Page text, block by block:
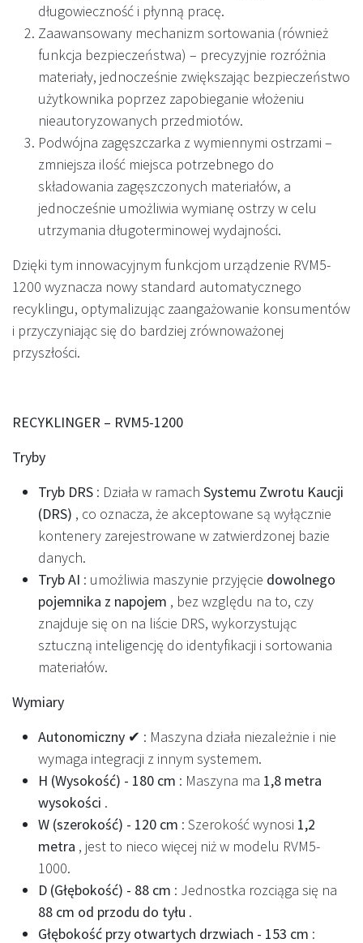
długowieczność i płynną pracę.
Zaawansowany mechanizm sortowania (również
funkcja bezpieczeństwa) – precyzyjnie rozróżnia
materiały, jednocześnie zwiększając bezpieczeństwo
użytkownika poprzez zapobieganie włożeniu
nieautoryzowanych przedmiotów.
Podwójna zagęszczarka z wymiennymi ostrzami –
zmniejsza ilość miejsca potrzebnego do
składowania zagęszczonych materiałów, a
jednocześnie umożliwia wymianę ostrzy w celu
utrzymania długoterminowej wydajności.
Dzięki tym innowacyjnym funkcjom urządzenie RVM5-
1200 wyznacza nowy standard automatycznego
recyklingu, optymalizując zaangażowanie konsumentów
i przyczyniając się do bardziej zrównoważonej
przyszłości.
RECYKLINGER – RVM5-1200
Tryby
Tryb DRS : Działa w ramach Systemu Zwrotu Kaucji
(DRS) , co oznacza, że akceptowane są wyłącznie
kontenery zarejestrowane w zatwierdzonej bazie
danych.
Tryb AI : umożliwia maszynie przyjęcie dowolnego
pojemnika z napojem , bez względu na to, czy
znajduje się on na liście DRS, wykorzystując
sztuczną inteligencję do identyfikacji i sortowania
materiałów.
Wymiary
Autonomiczny ✔ : Maszyna działa niezależnie i nie
wymaga integracji z innym systemem.
H (Wysokość) - 180 cm : Maszyna ma 1,8 metra
wysokości .
W (szerokość) - 120 cm : Szerokość wynosi 1,2
metra , jest to nieco więcej niż w modelu RVM5-
1000.
D (Głębokość) - 88 cm : Jednostka rozciąga się na
88 cm od przodu do tyłu .
Głębokość przy otwartych drzwiach - 153 cm :